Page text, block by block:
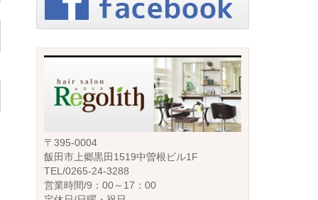
〒395-0004
飯田市上郷黒田1519中曽根ビル1F
TEL/0265-24-3288
営業時間/9：00～17：00